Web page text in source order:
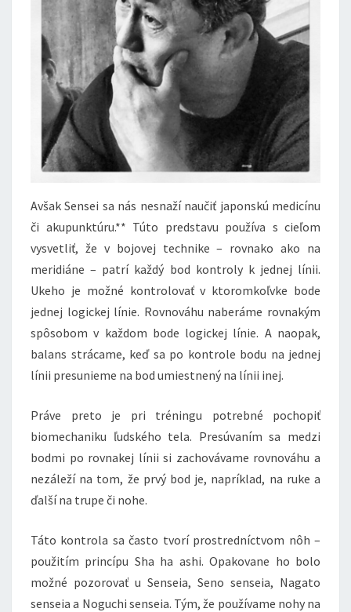
Avšak Sensei sa nás nesnaží naučiť japonskú medicínu
či akupunktúru.** Túto predstavu používa s cieľom
vysvetliť, že v bojovej technike – rovnako ako na
meridiáne – patrí každý bod kontroly k jednej línii.
Ukeho je možné kontrolovať v ktoromkoľvke bode
jednej logickej línie. Rovnováhu naberáme rovnakým
spôsobom v každom bode logickej línie. A naopak,
balans strácame, keď sa po kontrole bodu na jednej
línii presunieme na bod umiestnený na línii inej.
Práve preto je pri tréningu potrebné pochopiť
biomechaniku ľudského tela. Presúvaním sa medzi
bodmi po rovnakej línii si zachovávame rovnováhu a
nezáleží na tom, že prvý bod je, napríklad, na ruke a
ďalší na trupe či nohe.
Táto kontrola sa často tvorí prostredníctvom nôh –
použitím princípu Sha ha ashi. Opakovane ho bolo
možné pozorovať u Senseia, Seno senseia, Nagato
senseia a Noguchi senseia. Tým, že používame nohy na